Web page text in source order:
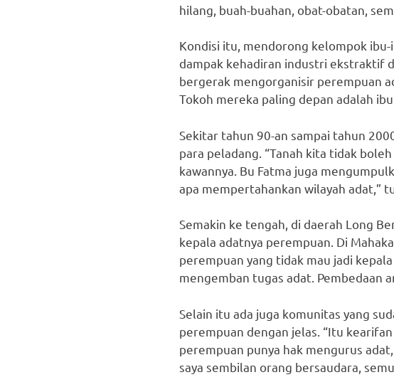
hilang, buah-buahan, obat-obatan,
Kondisi itu, mendorong kelompok
dampak kehadiran industri ekstraktif
bergerak mengorganisir perempuan
Tokoh mereka paling depan adalah
Sekitar tahun 90-an sampai tahun
para peladang. “Tanah kita tidak
kawannya. Bu Fatma juga
apa mempertahankan wilayah adat,”
Semakin ke tengah, di daerah Long
kepala adatnya perempuan. Di
perempuan yang tidak mau jadi
mengemban tugas adat. Pembedaan
Selain itu ada juga komunitas yang
perempuan dengan jelas. “Itu
perempuan punya hak mengurus
saya sembilan orang bersaudara,